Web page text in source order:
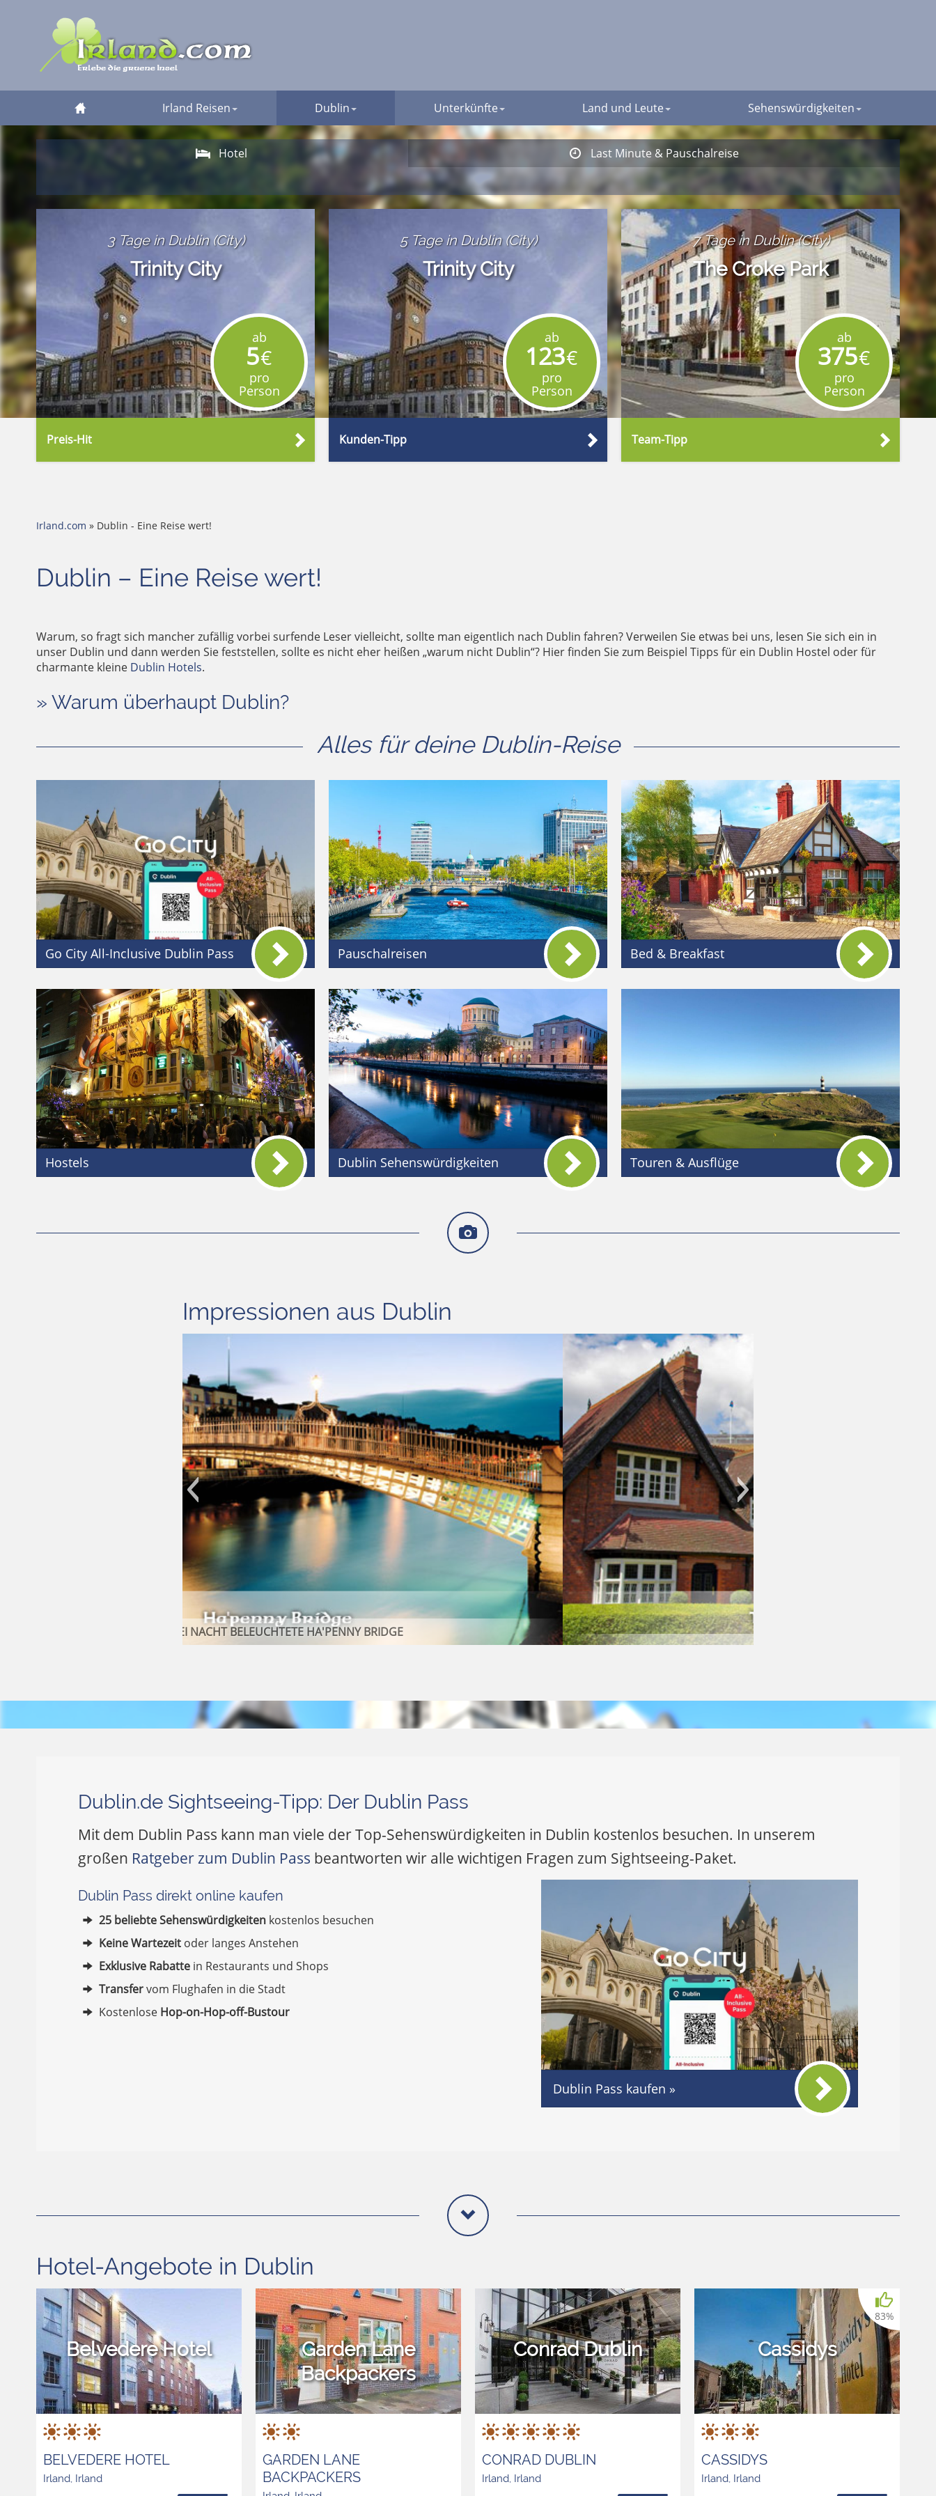
Irland Reisen Dublin Unterkünfte Land und Leute Sehenswürdigkeiten
Hotel Last Minute & Pauschalreise
ab
5€
pro
Person
3 Tage in Dublin (City)
Trinity City
Preis-Hit
ab
123€
pro
Person
5 Tage in Dublin (City)
Trinity City
Kunden-Tipp
ab
375€
pro
Person
7 Tage in Dublin (City)
The Croke Park
Team-Tipp
Irland.com » Dublin - Eine Reise wert!
Dublin – Eine Reise wert!
Warum, so fragt sich mancher zufällig vorbei surfende Leser vielleicht, sollte man eigentlich nach Dublin fahren? Verweilen Sie etwas bei uns, lesen Sie sich ein in
unser Dublin und dann werden Sie feststellen, sollte es nicht eher heißen „warum nicht Dublin“? Hier finden Sie zum Beispiel Tipps für ein Dublin Hostel oder für
charmante kleine Dublin Hotels.
» Warum überhaupt Dublin?
Alles für deine Dublin-Reise
Go City All-Inclusive Dublin Pass Pauschalreisen Bed & Breakfast
Hostels Dublin Sehenswürdigkeiten Touren & Ausflüge
Impressionen aus Dublin
Dublin.de Sightseeing-Tipp: Der Dublin Pass
Mit dem Dublin Pass kann man viele der Top-Sehenswürdigkeiten in Dublin kostenlos besuchen. In unserem
großen Ratgeber zum Dublin Pass beantworten wir alle wichtigen Fragen zum Sightseeing-Paket.
Dublin Pass direkt online kaufen
25 beliebte Sehenswürdigkeiten kostenlos besuchen
Keine Wartezeit oder langes Anstehen
Exklusive Rabatte in Restaurants und Shops
Transfervom Flughafen in die Stadt
Kostenlose Hop-on-Hop-off-Bustour
Dublin Pass kaufen »
Hotel-Angebote in Dublin
Belvedere Hotel
BELVEDERE HOTEL
Irland, Irland
Garden Lane
Backpackers
GARDEN LANE
BACKPACKERS
Conrad Dublin
CONRAD DUBLIN
Irland, Irland
Cassidys
83%
CASSIDYS
Irland, Irland